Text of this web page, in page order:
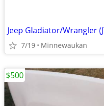
Jeep Gladiator/Wrangler
7/19 Minnewaukan
$500